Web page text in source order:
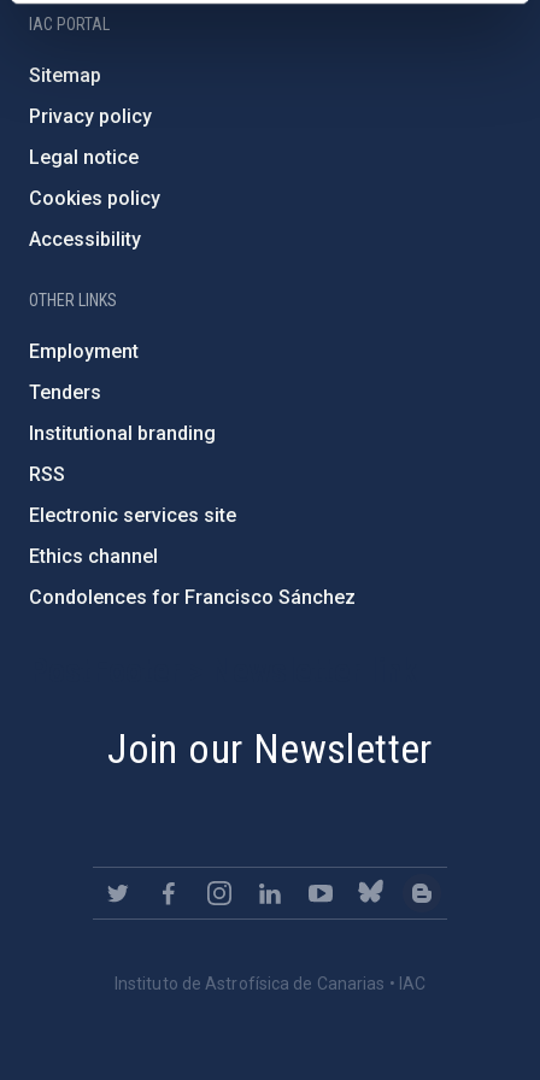
IAC PORTAL
Sitemap
Privacy policy
Legal notice
Cookies policy
Accessibility
OTHER LINKS
Employment
Tenders
Institutional branding
RSS
Electronic services site
Ethics channel
Condolences for Francisco Sánchez
Join our Newsletter
Instituto de Astrofísica de Canarias • IAC